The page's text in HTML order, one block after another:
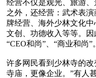
经营不仅是观光、旅游
之外，还经营：武术表
牌经营、海外少林文化中
文创、功德收入等等。
“CEO和尚”、“商业和尚”。
许多网民看到少林寺的
寺庙，更像企业。”有人